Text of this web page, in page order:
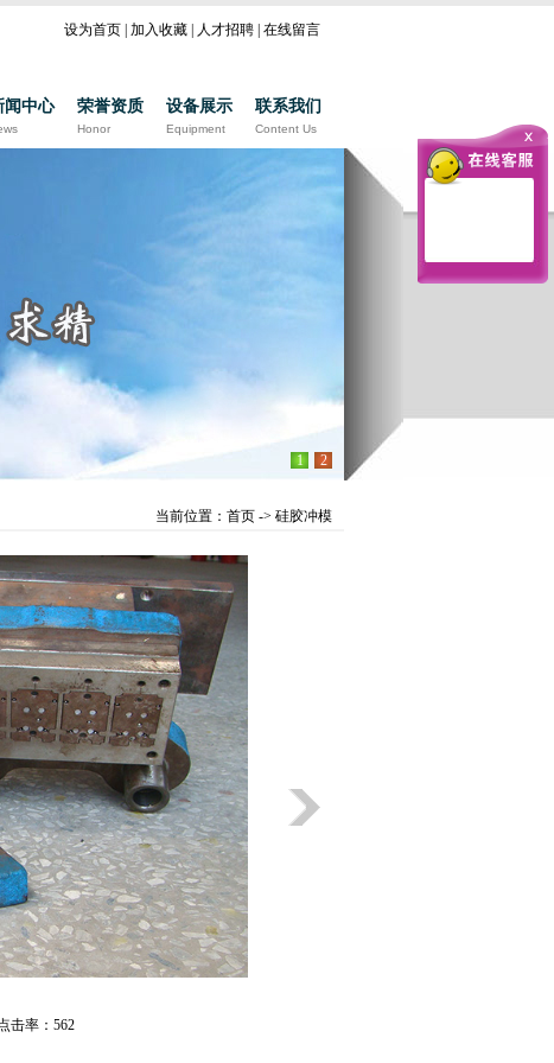
设为首页 加入收藏 人才招聘 在线留言
闻中心 荣誉资质
Honor
设备展示
Equipment
联系我们
Content Us
1 2
当前位置： 首页 -> 硅胶冲模
击率： 562